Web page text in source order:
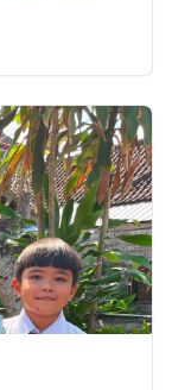
resep
pangan
bergizi,